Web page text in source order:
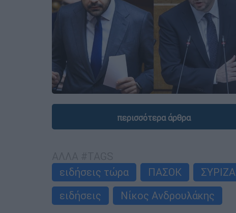
περισσότερα άρθρα
ειδήσεις τώρα
ΠΑΣΟΚ ΣΥΡΙΖΑ
ειδήσεις
Νίκος Ανδρουλάκης